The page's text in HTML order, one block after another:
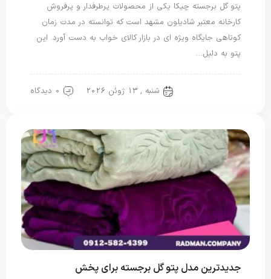
پتو گل برجسته چیکا یکی از محصولات پرطرفدار و پرفروش
کارخانه معتبر شادیلون مشهد است که توانسته در مدت زمان
کوتاهی جایگاه ویژه ای در بازار کالای خواب به دست آورد. این
پتو به دلیل…
شنبه , 13 ژوئن 2026 0 دیدگاه
جدیدترین مدل پتو گل برجسته برای پخش